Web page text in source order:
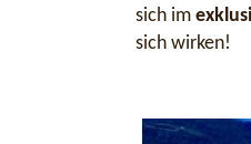
sich im
sich wirken!